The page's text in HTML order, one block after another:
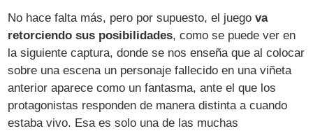
No hace falta más, pero por supuesto, el juegova
retorciendo sus posibilidades, como se puede ver en
la siguiente captura, donde se nos enseña que al colocar
sobre una escena un personaje fallecido en una viñeta
anterior aparece como un fantasma, ante el que los
protagonistas responden de manera distinta a cuando
estaba vivo. Esa es solo una de las muchas